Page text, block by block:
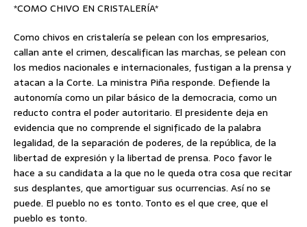
*COMO CHIVO EN CRISTALERÍA*
Como chivos en cristalería se pelean con los empresarios,
callan ante el crimen, descalifican las marchas, se pelean con
los medios nacionales e internacionales, fustigan a la prensa y
atacan a la Corte. La ministra Piña responde. Defiende la
autonomía como un pilar básico de la democracia, como un
reducto contra el poder autoritario. El presidente deja en
evidencia que no comprende el significado de la palabra
legalidad, de la separación de poderes, de la república, de la
libertad de expresión y la libertad de prensa. Poco favor le
hace a su candidata a la que no le queda otra cosa que recitar
sus desplantes, que amortiguar sus ocurrencias. Así no se
puede. El pueblo no es tonto. Tonto es el que cree, que el
pueblo es tonto.